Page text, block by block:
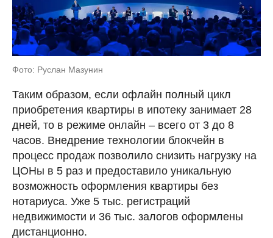
Фото: Руслан Мазунин
Таким образом, если офлайн полный цикл
приобретения квартиры в ипотеку занимает 28
дней, то в режиме онлайн – всего от 3 до 8
часов. Внедрение технологии блокчейн в
процесс продаж позволило снизить нагрузку на
ЦОНы в 5 раз и предоставило уникальную
возможность оформления квартиры без
нотариуса. Уже 5 тыс. регистраций
недвижимости и 36 тыс. залогов оформлены
дистанционно.